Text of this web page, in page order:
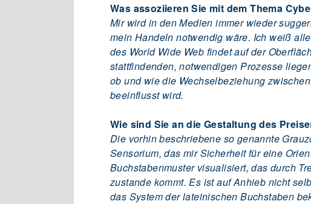
Was assoziieren Sie mit dem Thema
Mir wird in den Medien immer wieder
mein Handeln notwendig wäre. Ich weiß
des World Wide Web findet auf der
stattfindenden, notwendigen Prozesse
ob und wie die Wechselbeziehung
beeinflusst wird.
Wie sind Sie an die Gestaltung des
Die vorhin beschriebene so genannte
Sensorium, das mir Sicherheit für eine
Buchstabenmuster visualisiert, das durch
zustande kommt. Es ist auf Anhieb nicht
das System der lateinischen Buchstaben